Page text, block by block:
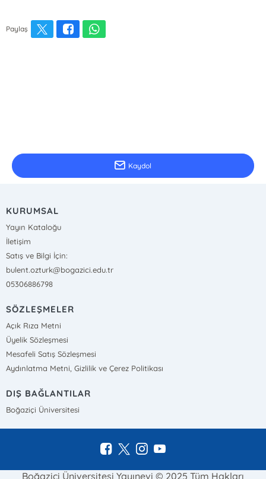
Paylaş
Kaydol
KURUMSAL
Yayın Kataloğu
İletişim
Satış ve Bilgi İçin:
bulent.ozturk@bogazici.edu.tr
05306886798
SÖZLEŞMELER
Açık Rıza Metni
Üyelik Sözleşmesi
Mesafeli Satış Sözleşmesi
Aydınlatma Metni, Gizlilik ve Çerez Politikası
DIŞ BAĞLANTILAR
Boğaziçi Üniversitesi
Boğaziçi Üniversitesi Yayınevi © 2025 Tüm Hakları